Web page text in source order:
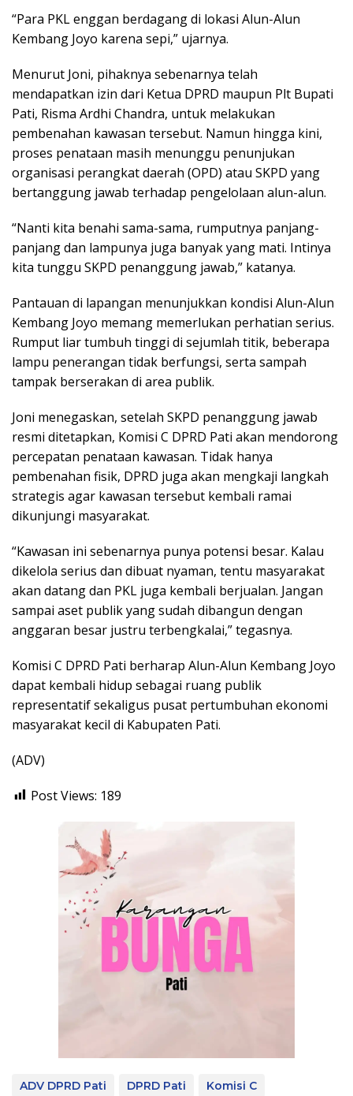
“Para PKL enggan berdagang di lokasi Alun-Alun
Kembang Joyo karena sepi,” ujarnya.
Menurut Joni, pihaknya sebenarnya telah
mendapatkan izin dari Ketua DPRD maupun Plt Bupati
Pati, Risma Ardhi Chandra, untuk melakukan
pembenahan kawasan tersebut. Namun hingga kini,
proses penataan masih menunggu penunjukan
organisasi perangkat daerah (OPD) atau SKPD yang
bertanggung jawab terhadap pengelolaan alun-alun.
“Nanti kita benahi sama-sama, rumputnya panjang-
panjang dan lampunya juga banyak yang mati. Intinya
kita tunggu SKPD penanggung jawab,” katanya.
Pantauan di lapangan menunjukkan kondisi Alun-Alun
Kembang Joyo memang memerlukan perhatian serius.
Rumput liar tumbuh tinggi di sejumlah titik, beberapa
lampu penerangan tidak berfungsi, serta sampah
tampak berserakan di area publik.
Joni menegaskan, setelah SKPD penanggung jawab
resmi ditetapkan, Komisi C DPRD Pati akan mendorong
percepatan penataan kawasan. Tidak hanya
pembenahan fisik, DPRD juga akan mengkaji langkah
strategis agar kawasan tersebut kembali ramai
dikunjungi masyarakat.
“Kawasan ini sebenarnya punya potensi besar. Kalau
dikelola serius dan dibuat nyaman, tentu masyarakat
akan datang dan PKL juga kembali berjualan. Jangan
sampai aset publik yang sudah dibangun dengan
anggaran besar justru terbengkalai,” tegasnya.
Komisi C DPRD Pati berharap Alun-Alun Kembang Joyo
dapat kembali hidup sebagai ruang publik
representatif sekaligus pusat pertumbuhan ekonomi
masyarakat kecil di Kabupaten Pati.
(ADV)
Post Views: 189
ADV DPRD Pati DPRD Pati Komisi C